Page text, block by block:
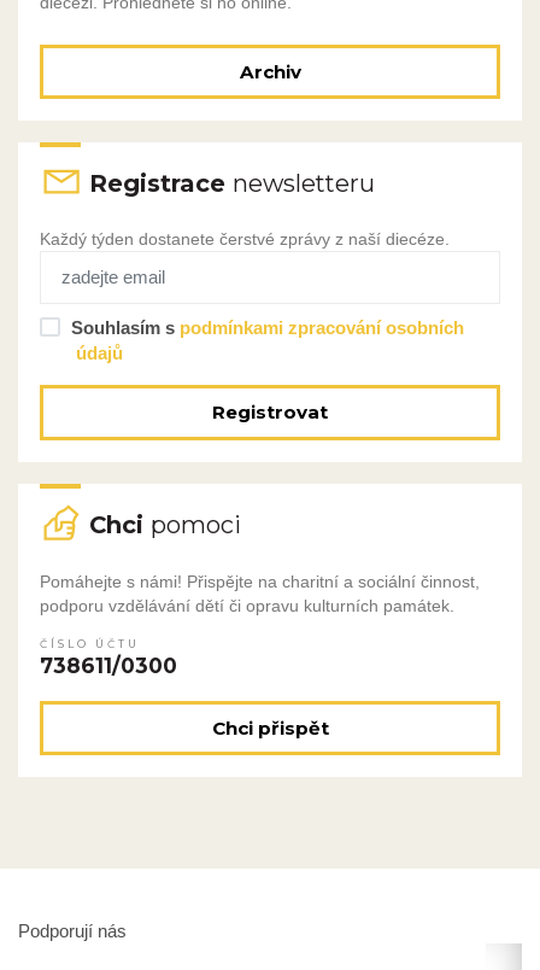
Archiv
Registrace newsletteru
Každý týden dostanete čerstvé zprávy z naší diecéze.
Souhlasím s podmínkami zpracování osobních
údajů
Registrovat
Chci pomoci
Pomáhejte s námi! Přispějte na charitní a sociální činnost,
podporu vzdělávání dětí či opravu kulturních památek.
ČÍSLO ÚČTU
738611/0300
Chci přispět
Podporují nás